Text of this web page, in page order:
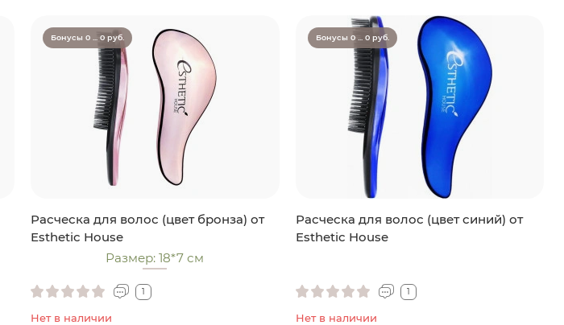
Бонусы 0 ... 0 руб.
Расческа для волос (цвет бронза) от
Esthetic House
Размер: 18*7 см
1
Нет в наличии
Бонусы 0 ... 0 руб.
Расческа для волос (цвет синий) от
Esthetic House
1
Нет в наличии